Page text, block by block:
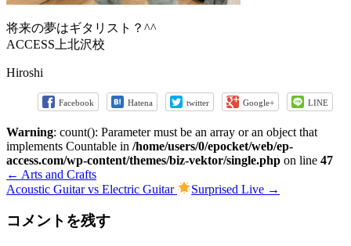
将来の夢はギタリスト？^^
ACCESS上北沢校
Hiroshi
Facebook Hatena twitter Google+ LINE
Warning: count(): Parameter must be an array or an object that
implements Countable in /home/users/0/epocket/web/ep-
access.com/wp-content/themes/biz-vektor/single.php on line 47
← Arts and Crafts
Acoustic Guitar vs Electric Guitar
Surprised Live →
コメントを残す